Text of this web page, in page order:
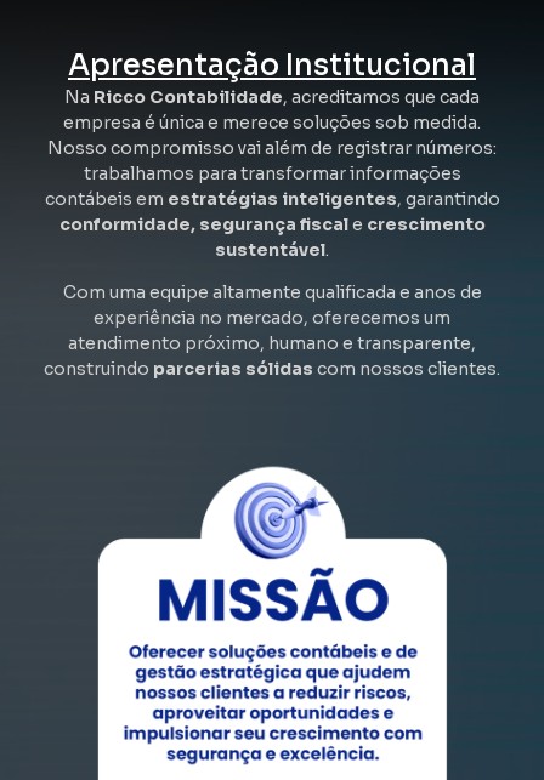
Apresentação Institucional
Na Ricco Contabilidade, acreditamos que cada
empresa é única e merece soluções sob medida.
Nosso compromisso vai além de registrar números:
trabalhamos para transformar informações
contábeis em estratégias inteligentes, garantindo
conformidade, segurança fiscale crescimento
sustentável.
Com uma equipe altamente qualificada e anos de
experiência no mercado, oferecemos um
atendimento próximo, humano e transparente,
construindo parcerias sólidas com nossos clientes.